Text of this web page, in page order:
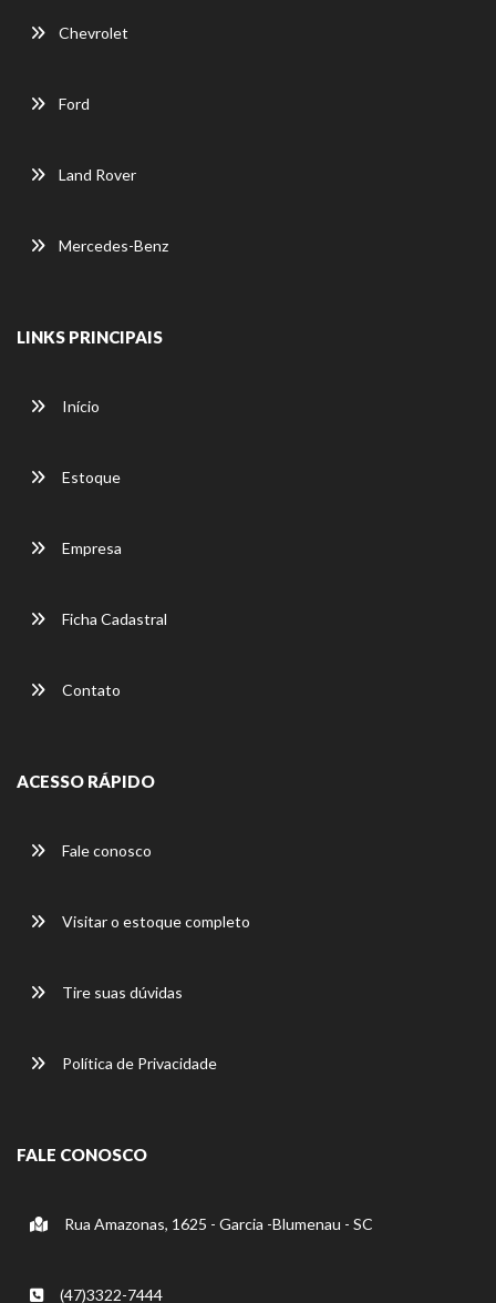
Chevrolet
Ford
Land Rover
Mercedes-Benz
LINKS PRINCIPAIS
Início
Estoque
Empresa
Ficha Cadastral
Contato
ACESSO RÁPIDO
Fale conosco
Visitar o estoque completo
Tire suas dúvidas
Política de Privacidade
FALE CONOSCO
Rua Amazonas, 1625 - Garcia -Blumenau - SC
(47)3322-7444